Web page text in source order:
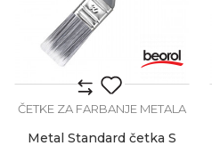
ČETKE ZA FARBANJE METALA
Metal Standard četka S